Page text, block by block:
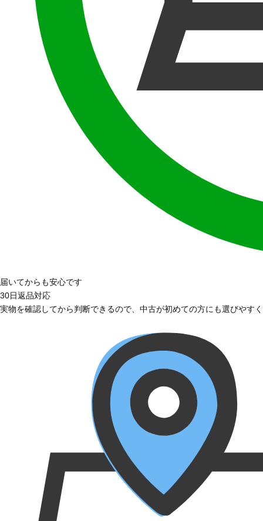
届いてからも安心です
30日返品対応
実物を確認してから判断できるので、中古が初めての方にも選びやす